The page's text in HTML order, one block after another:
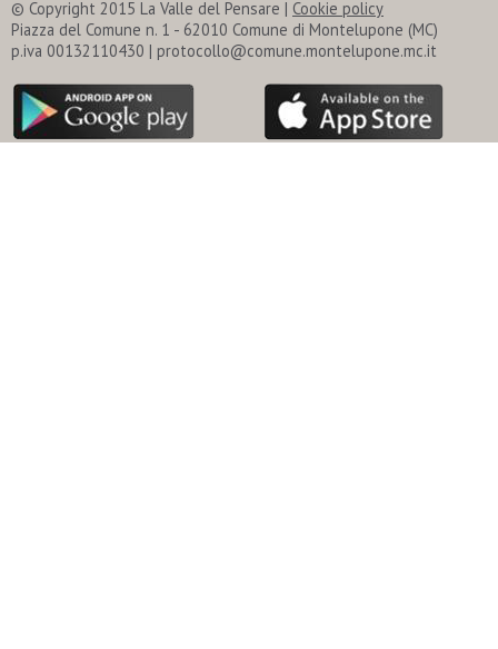
© Copyright 2015 La Valle del Pensare | Cookie policy
Piazza del Comune n. 1 - 62010 Comune di Montelupone (MC)
p.iva 00132110430 | protocollo@comune.montelupone.mc.it